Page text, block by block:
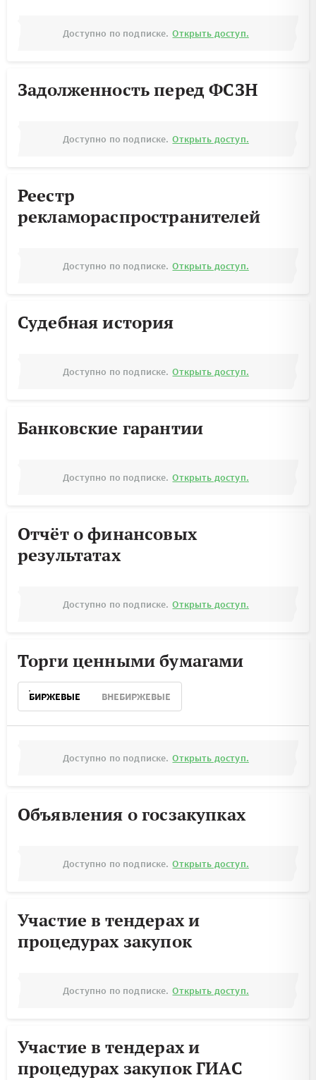
Доступно по подписке. Открыть доступ.
Задолженность перед ФСЗН
Доступно по подписке. Открыть доступ.
Реестр
рекламораспространителей
Доступно по подписке. Открыть доступ.
Судебная история
Доступно по подписке. Открыть доступ.
Банковские гарантии
Доступно по подписке. Открыть доступ.
Отчёт о финансовых
результатах
Доступно по подписке. Открыть доступ.
Торги ценными бумагами
БИРЖЕВЫЕ ВНЕБИРЖЕВЫЕ
Доступно по подписке. Открыть доступ.
Объявления о госзакупках
Доступно по подписке. Открыть доступ.
Участие в тендерах и
процедурах закупок
Доступно по подписке. Открыть доступ.
Участие в тендерах и
процедурах закупок ГИАС